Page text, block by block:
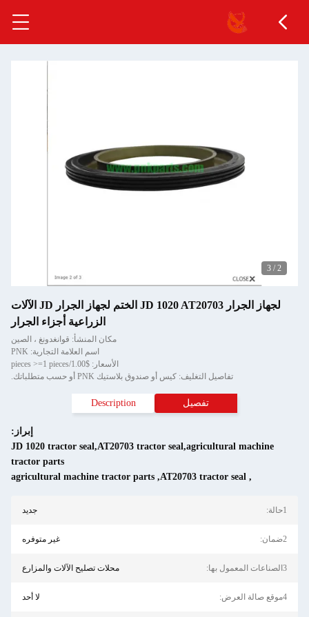
3
/
3
لجهاز الجرار JD 1020 AT20703 الختم لجهاز الجرار JD الآلات
الزراعية أجزاء الجرار
مكان المنشأ: قوانغدونغ ، الصين
اسم العلامة التجارية: PNK
الأسعار: $1.00/pieces >=1 pieces
تفاصيل التغليف: كيس أو صندوق بلاستيك PNK أو حسب متطلباتك.
تفصيل Description
إبراز:
JD 1020 tractor seal,AT20703 tractor seal,agricultural machine
tractor parts
,
AT20703 tractor seal
,
agricultural machine tractor parts
1حالة: جديد
2ضمان: غير متوفره
3الصناعات المعمول بها: محلات تصليح الآلات والمزارع
4موقع صالة العرض: لا أحد